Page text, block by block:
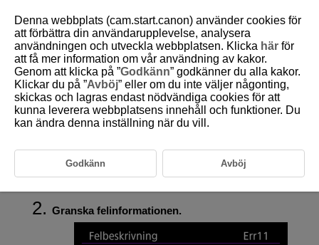
D388-187
Felinformation
Du kan visa information om fel som påverkar kamerans kommunikation.
Välj [ :Felinformation
Granska felinformationen.
Denna webbplats (cam.start.canon) använder cookies för
att förbättra din användarupplevelse, analysera
användningen och utveckla webbplatsen. Klicka här för
att få mer information om vår användning av kakor.
Genom att klicka på ”Godkänn” godkänner du alla kakor.
Klickar du på ”Avböj” eller om du inte väljer någonting,
skickas och lagras endast nödvändiga cookies för att
kunna leverera webbplatsens innehåll och funktioner. Du
kan ändra denna inställning när du vill.
Godkänn Avböj